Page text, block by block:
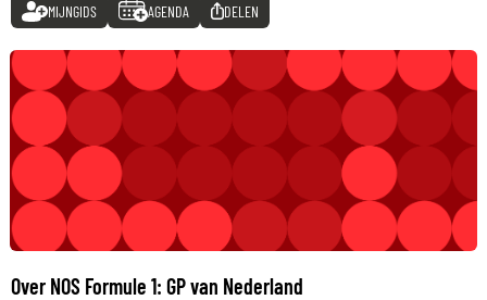
MIJNGIDS AGENDA DELEN
Over NOS Formule 1: GP van Nederland